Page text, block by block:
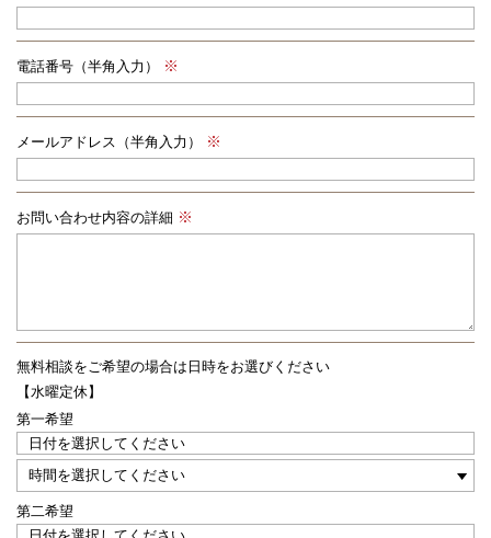
電話番号（半角入力）
メールアドレス（半角入力）
お問い合わせ内容の詳細
無料相談をご希望の場合は 日時をお選びください
【水曜定休】
第一希望
第二希望